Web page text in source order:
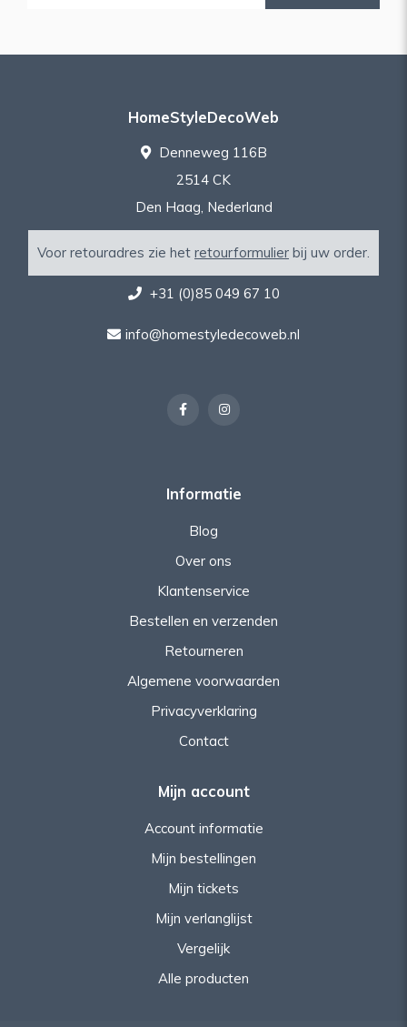
HomeStyleDecoWeb
Denneweg 116B
2514 CK
Den Haag, Nederland
Voor retouradres zie het retourformulier bij uw order.
+31 (0)85 049 67 10
info@homestyledecoweb.nl
Informatie
Blog
Over ons
Klantenservice
Bestellen en verzenden
Retourneren
Algemene voorwaarden
Privacyverklaring
Contact
Mijn account
Account informatie
Mijn bestellingen
Mijn tickets
Mijn verlanglijst
Vergelijk
Alle producten